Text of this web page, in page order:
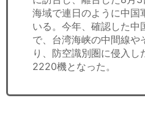
海域で連日のように中国
いる。今年、確認した
で、台湾海峡の中間線や
り、防空識別圏に侵入し
2220機となった。